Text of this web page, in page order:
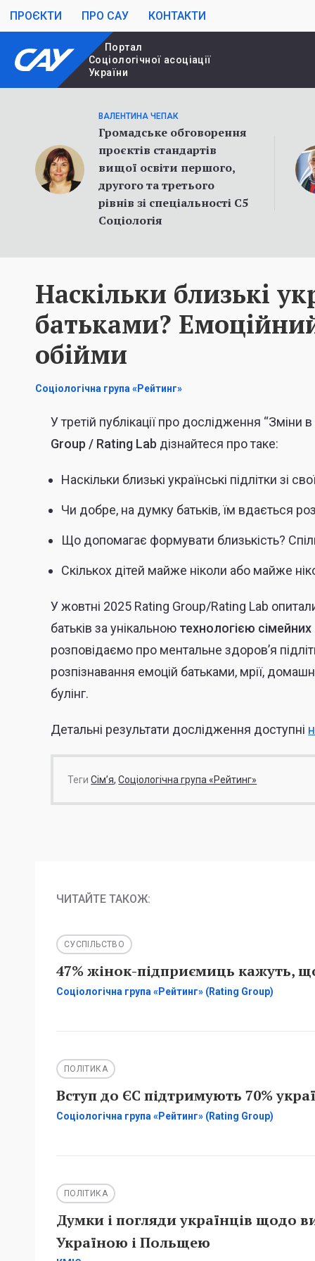
ПРОЄКТИ ПРО САУ КОНТАКТИ
Портал
Cоціологічної асоціації
України
ВАЛЕНТИНА ЧЕПАК
Громадське обговорення
проєктів стандартів
вищої освіти першого,
другого та третього
рівнів зі спеціальності С5
Соціологія
Наскільки близькі
батьками?
обійми
Соціологічна група «Рейтинг»
У третій публікації про дослідження “Зміни
Group / Rating Lab дізнайтеся про таке:
Наскільки близькі українські підлітки зі
‍Чи добре, на думку батьків, їм вдається
Що допомагає формувати близькість?
Скількох дітей майже ніколи або майже
У жовтні 2025 Rating Group/Rating Lab опитали
батьків за унікальною технологією
розповідаємо про ментальне здоров’я
розпізнавання емоцій батьками, мрії,
булінг.
Детальні результати дослідження доступні
Теги Сім’я Соціологічна група «Рейтинг»
ЧИТАЙТЕ ТАКОЖ:
СУСПІЛЬСТВО
47% жінок-підприємиць кажуть,
Соціологічна група «Рейтинг» (Rating Group)
ПОЛІТИКА
Вступ до ЄС підтримують 70%
Соціологічна група «Рейтинг» (Rating Group)
ПОЛІТИКА
Думки і погляди українців щодо
Україною і Польщею